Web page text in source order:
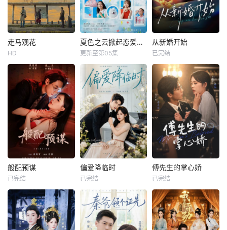
走马观花
HD
夏色之云掀起恋爱与风暴
更新至第05集
从新婚开始
已完结
般配预谋
已完结
偏爱降临时
已完结
傅先生的掌心娇
已完结